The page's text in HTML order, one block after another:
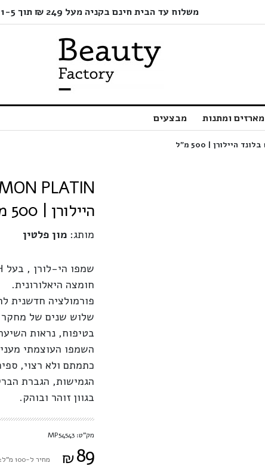
משלוח עד הבית חינם בקניה מעל 249 ₪ תוך 1-5 ימי עסקים בלבד!
מארזים ומתנות מבצעים
היילורן | 500 מ"ל
מותג: מון פלטין
חומצה היאלורונית.
פורמולציה חדשנית
שלוש שנים של מחקר
בטיפוח, נראות
השמפו העוצמתי
כתמתם ולא רצוי,
הגמישות, הגברת
בגוון זוהר ובוהק.
מק"ט: MP54543
₪89 מחיר ל-100 מ"ל: ₪17.80